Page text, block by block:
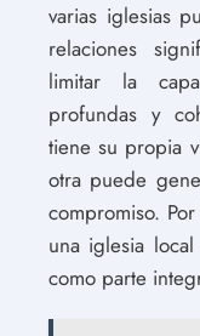
varias iglesias
relaciones
limitar la
profundas y
tiene su propia
otra puede
compromiso.
una iglesia
como parte